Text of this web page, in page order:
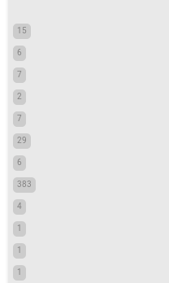
15
6
7
2
7
29
6
383
4
1
1
1